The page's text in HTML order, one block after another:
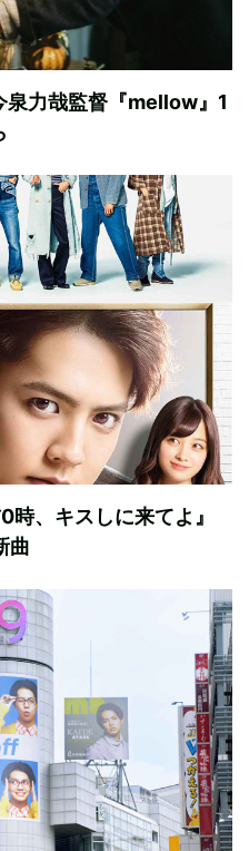
泉力哉監督『mellow』1
、キスしに来てよ』
曲